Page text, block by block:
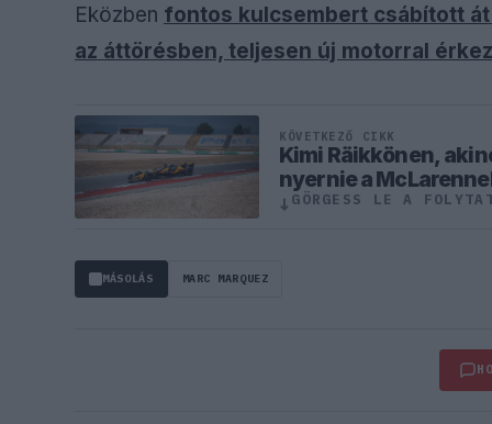
Eközben fontos kulcsembert csábított át
az áttörésben, teljesen új motorral
KÖVETKEZŐ CIKK
Kimi Räikkönen,
nyernie a
↓ GÖRGESS LE A
MÁSOLÁS MARC MARQUEZ